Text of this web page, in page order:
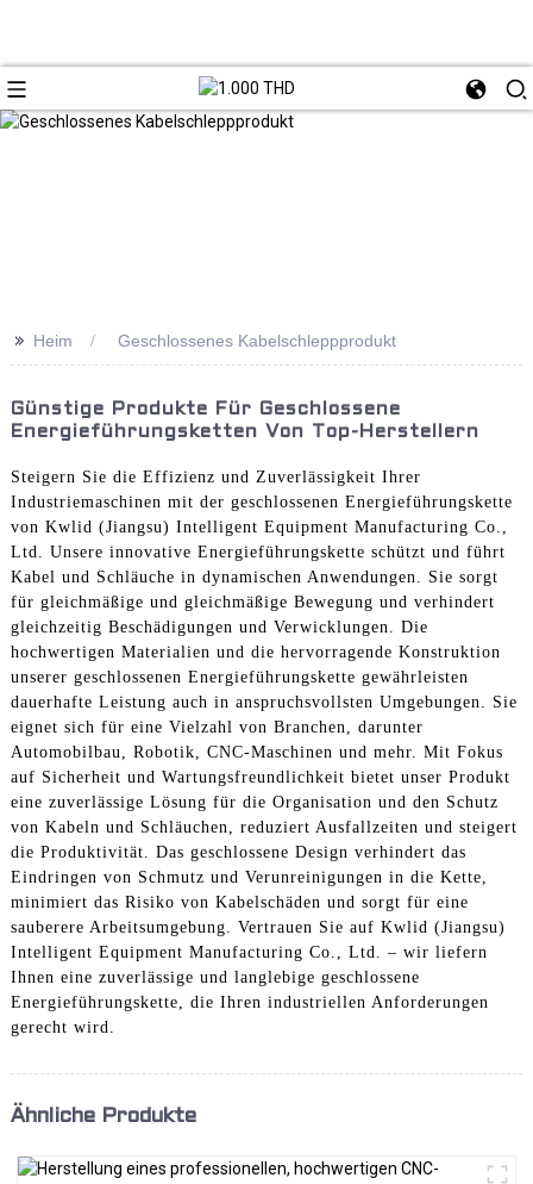
>> Heim Geschlossenes Kabelschleppprodukt
Günstige Produkte Für Geschlossene
Energieführungsketten Von Top-Herstellern
Steigern Sie die Effizienz und Zuverlässigkeit Ihrer
Industriemaschinen mit der geschlossenen Energieführungskette
von Kwlid (Jiangsu) Intelligent Equipment Manufacturing Co.,
Ltd. Unsere innovative Energieführungskette schützt und führt
Kabel und Schläuche in dynamischen Anwendungen. Sie sorgt
für gleichmäßige und gleichmäßige Bewegung und verhindert
gleichzeitig Beschädigungen und Verwicklungen. Die
hochwertigen Materialien und die hervorragende Konstruktion
unserer geschlossenen Energieführungskette gewährleisten
dauerhafte Leistung auch in anspruchsvollsten Umgebungen. Sie
eignet sich für eine Vielzahl von Branchen, darunter
Automobilbau, Robotik, CNC-Maschinen und mehr. Mit Fokus
auf Sicherheit und Wartungsfreundlichkeit bietet unser Produkt
eine zuverlässige Lösung für die Organisation und den Schutz
von Kabeln und Schläuchen, reduziert Ausfallzeiten und steigert
die Produktivität. Das geschlossene Design verhindert das
Eindringen von Schmutz und Verunreinigungen in die Kette,
minimiert das Risiko von Kabelschäden und sorgt für eine
sauberere Arbeitsumgebung. Vertrauen Sie auf Kwlid (Jiangsu)
Intelligent Equipment Manufacturing Co., Ltd. – wir liefern
Ihnen eine zuverlässige und langlebige geschlossene
Energieführungskette, die Ihren industriellen Anforderungen
gerecht wird.
Ähnliche Produkte